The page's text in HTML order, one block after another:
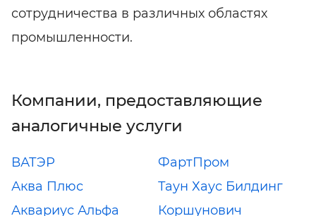
сотрудничества в различных областях
промышленности.
Компании, предоставляющие
аналогичные услуги
ВАТЭР
ФартПром
Аква Плюс
Таун Хаус Билдинг
Аквариус Альфа
Коршунович